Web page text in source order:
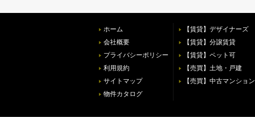
ホーム
会社概要
プライバシーポリシー
利用規約
サイトマップ
物件カタログ
【賃貸】デザイナーズ
【賃貸】分譲賃貸
【賃貸】ペット可
【売買】土地・戸建
【売買】中古マンション